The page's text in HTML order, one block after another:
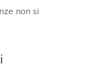
non si